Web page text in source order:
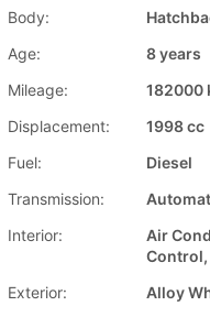
Body:
Age:
8 years
Mileage:
182000
Displacement:
1998 cc
Fuel:
Diesel
Transmission:
Interior:
Air
Control,
Exterior:
Alloy